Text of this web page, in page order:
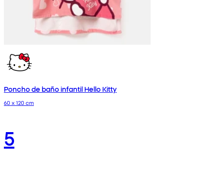
Poncho de baño infantil Hello Kitty
60 x 120 cm
5